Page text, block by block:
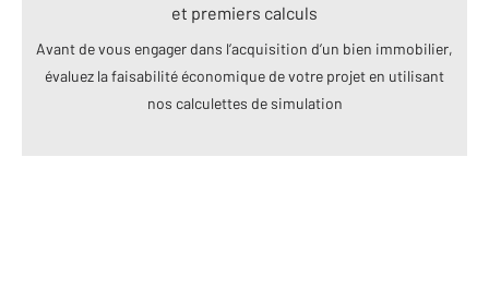
et premiers calculs
Avant de vous engager dans l’acquisition d’un bien immobilier,
évaluez la faisabilité économique de votre projet en utilisant
nos calculettes de simulation